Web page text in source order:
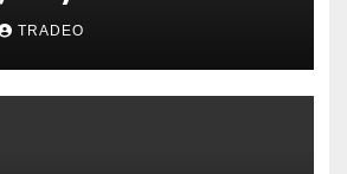
(-0,06%)
TRADEO